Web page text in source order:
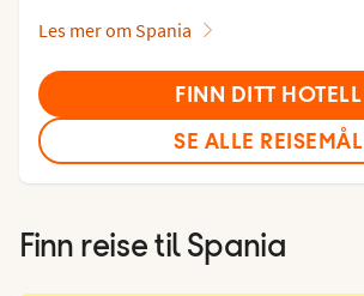
Les mer om Spania
FINN DITT HOTELL
SE ALLE REISEMÅL
Finn reise til Spania